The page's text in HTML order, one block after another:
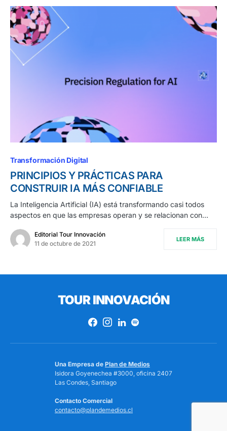
Transformación Digital
PRINCIPIOS Y PRÁCTICAS PARA
CONSTRUIR IA MÁS CONFIABLE
La Inteligencia Artificial (IA) está transformando casi todos
aspectos en que las empresas operan y se relacionan con…
Editorial Tour Innovación
11 de octubre de 2021
LEER MÁS
TOUR INNOVACIÓN
Una Empresa de Plan de Medios
Isidora Goyenechea #3000, oficina 2407
Las Condes, Santiago
Contacto Comercial
contacto@plandemedios.cl